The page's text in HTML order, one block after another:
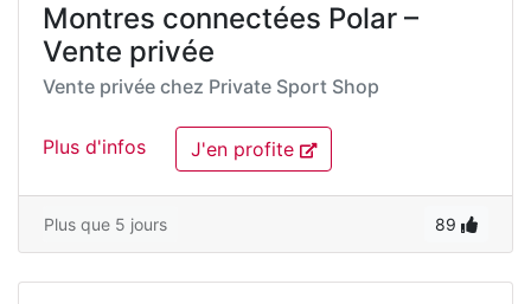
Montres connectées Polar –
Vente privée
Vente privée chez Private Sport Shop
Plus d'infos J'en profite
Plus que 5 jours 89